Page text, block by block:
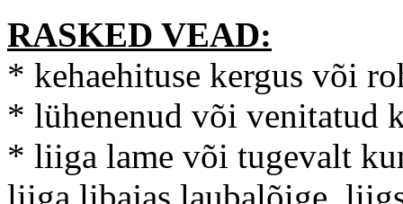
RASKED VEAD:
* kehaehituse kergus või
* lühenenud või venitatud
* liiga lame või tugevalt
liiga libajas laubalõige,